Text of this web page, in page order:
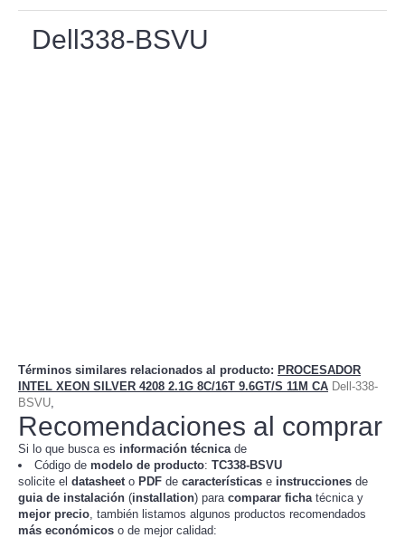
Dell338-BSVU
Términos similares relacionados al producto: PROCESADOR
INTEL XEON SILVER 4208 2.1G 8C/16T 9.6GT/S 11M CA Dell-338-
BSVU
Recomendaciones al comprar
Si lo que busca es información técnica de
Código de modelo de producto: TC338-BSVU
solicite el datasheet o PDF de características e instrucciones de
guia de instalación (installation) para comparar ficha técnica y
mejor precio , también listamos algunos productos recomendados
más económicos o de mejor calidad: